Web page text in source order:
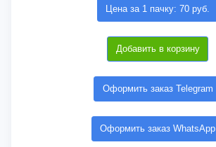
Цена за 1 пачку: 70 руб.
Добавить в корзину
Оформить заказ Telegram
Оформить заказ WhatsApp